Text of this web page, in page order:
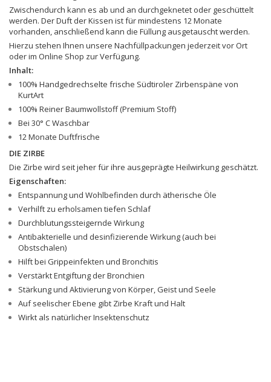
Zwischendurch kann es ab und an durchgeknetet oder geschüttelt
werden. Der Duft der Kissen ist für mindestens 12 Monate
vorhanden, anschließend kann die Füllung ausgetauscht werden.
Hierzu stehen Ihnen unsere Nachfüllpackungen jederzeit vor Ort
oder im Online Shop zur Verfügung.
Inhalt:
100% Handgedrechselte frische Südtiroler Zirbenspäne von
KurtArt
100% Reiner Baumwollstoff (Premium Stoff)
Bei 30° C Waschbar
12 Monate Duftfrische
DIE ZIRBE
Die Zirbe wird seit jeher für ihre ausgeprägte Heilwirkung geschätzt.
Eigenschaften:
Entspannung und Wohlbefinden durch ätherische Öle
Verhilft zu erholsamen tiefen Schlaf
Durchblutungssteigernde Wirkung
Antibakterielle und desinfizierende Wirkung (auch bei
Obstschalen)
Hilft bei Grippeinfekten und Bronchitis
Verstärkt Entgiftung der Bronchien
Stärkung und Aktivierung von Körper, Geist und Seele
Auf seelischer Ebene gibt Zirbe Kraft und Halt
Wirkt als natürlicher Insektenschutz